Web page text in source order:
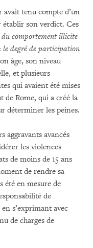
tenu compte d’un
établir son verdict. Ces
comportement illicite
le degré de participation
âge, son niveau
et plusieurs
qui avaient été mises
de Rome, qui a créé la
déterminer les peines.
aggravants avancés
les violences
de moins de 15 ans
de rendre sa
été en mesure de
de
s’exprimant avec
de charges de